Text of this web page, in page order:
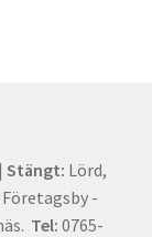
Stängt: Lörd,
-
Tel: 0765-